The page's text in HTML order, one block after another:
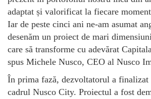
adaptat și valorificat la fiecare
Iar de peste cinci ani ne-am asumat
desenăm un proiect de mari
care să transforme cu adevărat
spus Michele Nusco, CEO al Nusco
În prima fază, dezvoltatorul a
cadrul Nusco City. Proiectul a fost